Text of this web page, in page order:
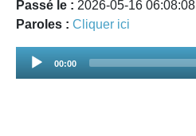
Passé le : 2026-05-16 06:08:08
Paroles : Cliquer ici
Audio
00:00